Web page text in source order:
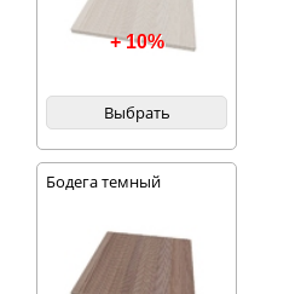
+ 10%
Выбрать
Бодега темный